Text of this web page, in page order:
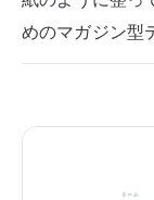
めのマガジン型